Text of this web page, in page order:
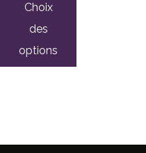
Choix
des
options